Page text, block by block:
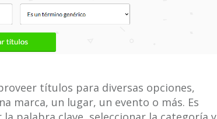
títulos para diversas opciones,
marca, un lugar, un evento o más. Es